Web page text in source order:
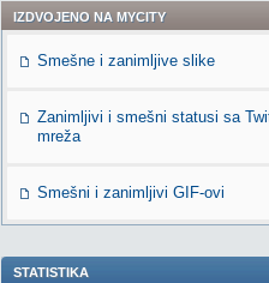
IZDVOJENO NA MYCITY
Smešne i zanimljive slike
Zanimljivi i smešni statusi sa
mreža
Smešni i zanimljivi GIF-ovi
STATISTIKA